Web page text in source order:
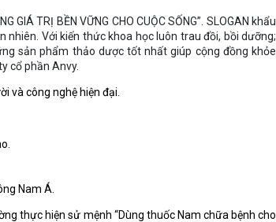
TRỊ BỀN VỮNG CHO CUỘC SỐNG”. SLOGAN khẩu
nhiên. Với kiến thức khoa học luôn trau đồi, bồi dưỡng;
sản phẩm thảo dược tốt nhất giúp cộng đồng khỏe
cổ phần Anvy.
và công nghệ hiện đại.
Nam Á.
thực hiện sử mệnh “Dùng thuốc Nam chữa bệnh cho